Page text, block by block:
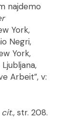
najdemo
York,
Negri,
York,
Ljubljana,
Arbeit”, v:
cit., str. 208.